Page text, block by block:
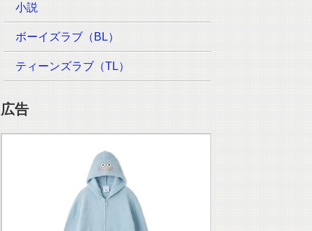
小説
ボーイズラブ（BL）
ティーンズラブ（TL）
広告